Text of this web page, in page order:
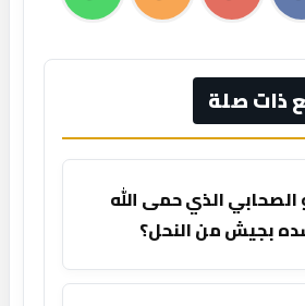
ذات صلة
الذي حمى الله
بجيش من النحل؟